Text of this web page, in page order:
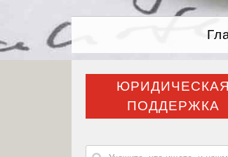
ЮРИДИЧЕСКАЯ
ПОДДЕРЖКА